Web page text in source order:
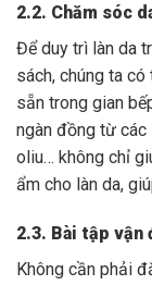
2.2. Chăm sóc
Để duy trì làn da
sách, chúng ta
sẵn trong gian
ngàn đồng từ
oliu… không chỉ
ẩm cho làn da,
2.3. Bài tập vận
Không cần phải